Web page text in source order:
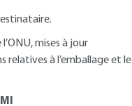
mises à jour
à l’emballage et le